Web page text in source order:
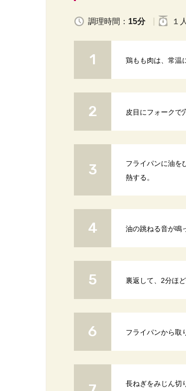
調理時間： 15分 １人
鶏もも肉は、常温
皮目にフォークで
フライパンに油を
熱する。
油の跳ねる音が鳴
裏返して、2分ほど
フライパンから取
長ねぎをみじん切